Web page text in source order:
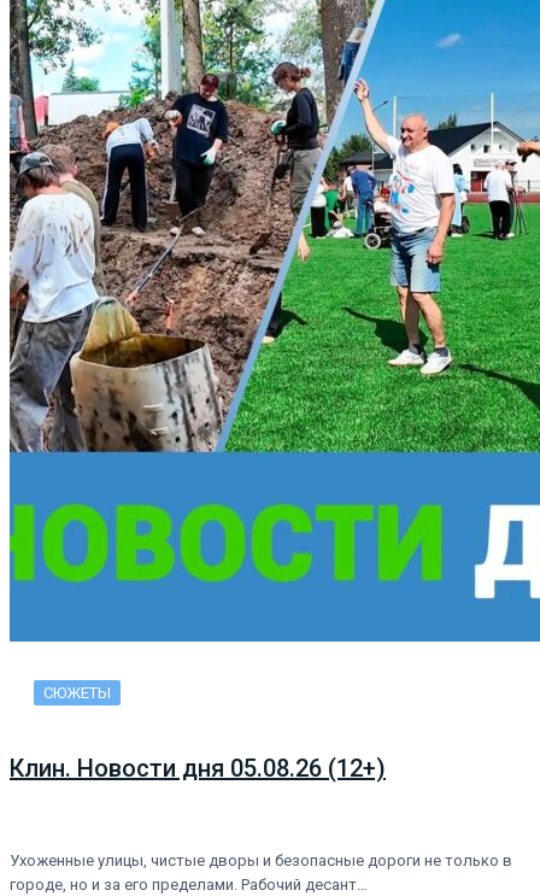
СЮЖЕТЫ
Клин. Новости дня 05.08.26 (12+)
Ухоженные улицы, чистые дворы и безопасные дороги не только в
городе, но и за его пределами. Рабочий десант…